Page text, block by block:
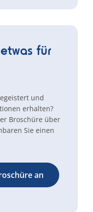
für
und
erhalten?
Broschüre über
Sie einen
an